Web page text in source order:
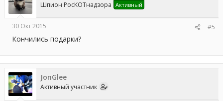
Шпион РосКОТнадзора Активный
30 Окт 2015 #5
Кончились подарки?
JonGlee
Активный участник